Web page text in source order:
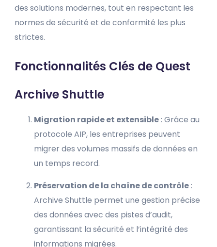
des solutions modernes, tout en respectant les
normes de sécurité et de conformité les plus
strictes.
Fonctionnalités Clés de Quest
Archive Shuttle
Migration rapide et extensible : Grâce au
protocole AIP, les entreprises peuvent
migrer des volumes massifs de données en
un temps record.
Préservation de la chaîne de contrôle :
Archive Shuttle permet une gestion précise
des données avec des pistes d’audit,
garantissant la sécurité et l’intégrité des
informations migrées.